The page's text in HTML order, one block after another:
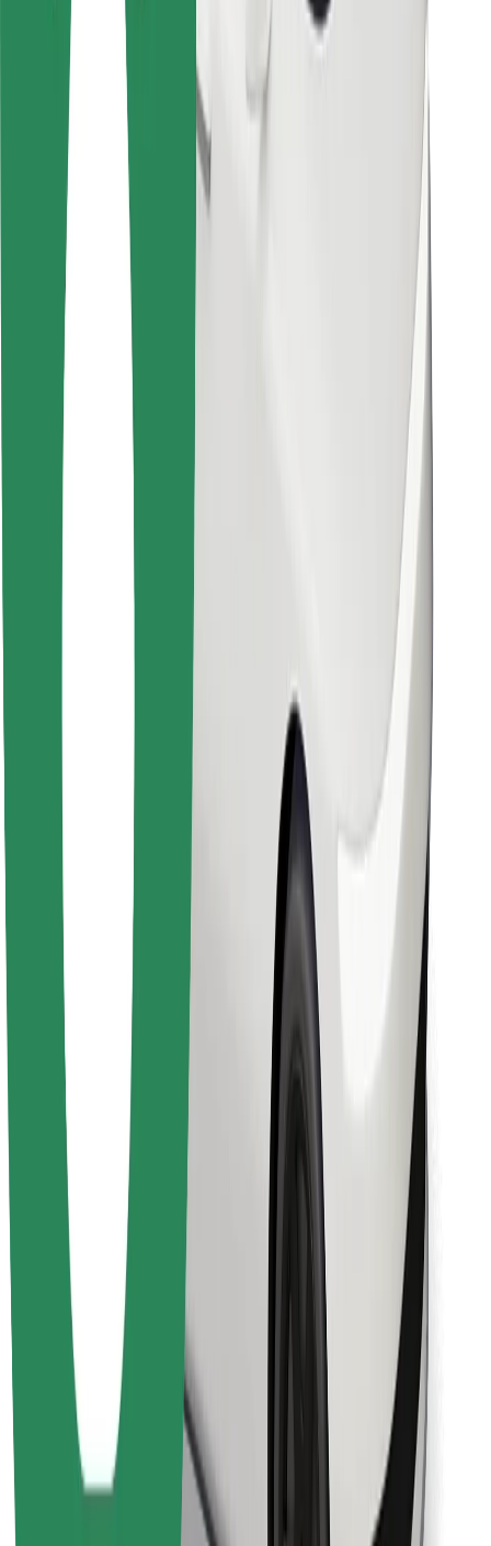
Bolt for Business
სხვა
მომწოდებლები
წესები და პირობები
Cookies
უსაფრთხოება
მიიღე მომსახურება რამდენიმე წუთში!
გადმოწერე Bolt
იპოვე შენი საყვარელი კერძები!